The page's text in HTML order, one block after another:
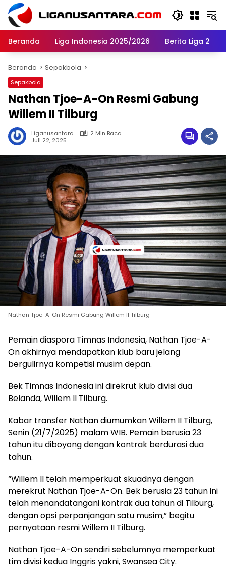
Langsung
konten
Beranda
Liga Indonesia 2025/2026 Berita Liga 2
Beranda Sepakbola
Sepakbola
Nathan Tjoe-A-On Resmi Gabung
Willem II Tilburg
Liganusantara
2 Min Baca
Juli 22, 2025
Nathan Tjoe-A-On Resmi Gabung Willem II Tilburg
Pemain diaspora Timnas Indonesia, Nathan Tjoe-A-
On akhirnya mendapatkan klub baru jelang
bergulirnya kompetisi musim depan.
Bek Timnas Indonesia ini direkrut klub divisi dua
Belanda, Willem II Tilburg.
Kabar transfer Nathan diumumkan Willem II Tilburg,
Senin (21/7/2025) malam WIB. Pemain berusia 23
tahun itu diboyong dengan kontrak berdurasi dua
tahun.
“Willem II telah memperkuat skuadnya dengan
merekrut Nathan Tjoe-A-On. Bek berusia 23 tahun ini
telah menandatangani kontrak dua tahun di Tilburg,
dengan opsi perpanjangan satu musim,” begitu
pernyataan resmi Willem II Tilburg.
Nathan Tjoe-A-On sendiri sebelumnya memperkuat
tim divisi kedua Inggris yakni, Swansea City.